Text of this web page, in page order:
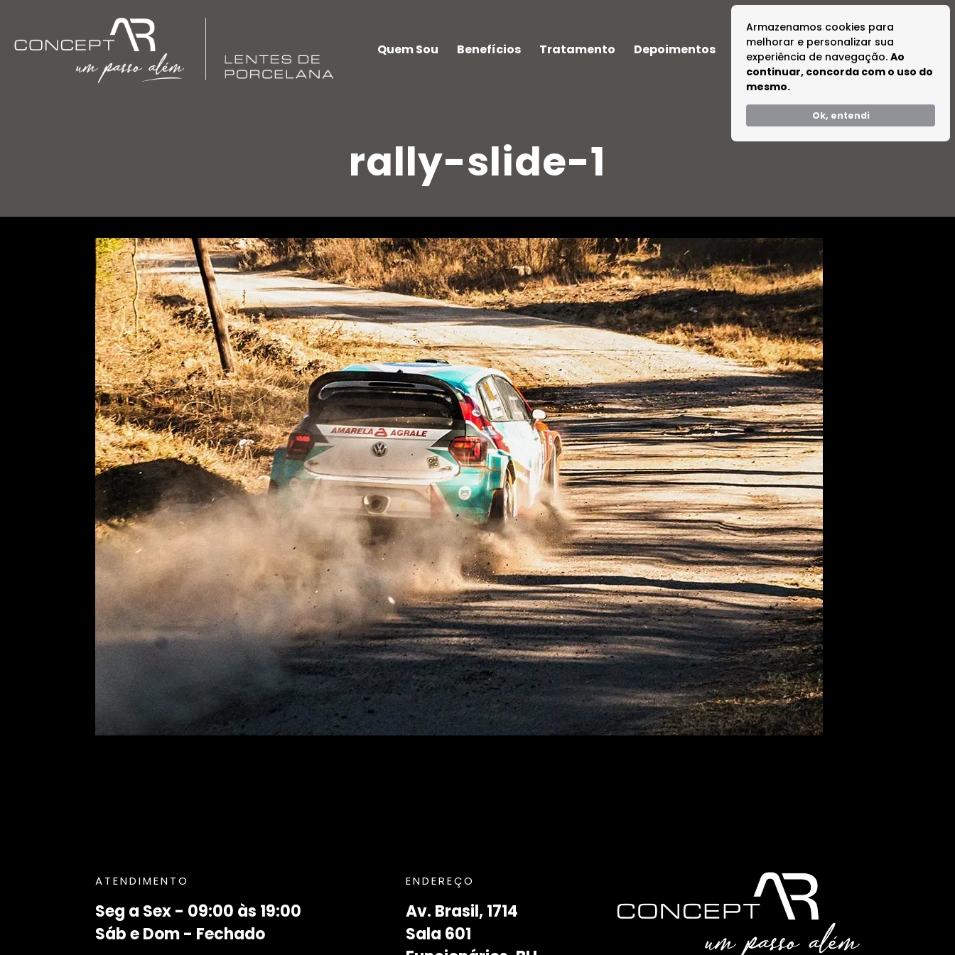
Armazenamos cookies para
melhorar e personalizar sua
experiência de navegação. Ao
continuar, concorda com o uso do
mesmo.
Ok, entendi
Quem Sou Benefícios Tratamento Depoimentos Dúvidas Tire suas Dúvidas
rally-slide-1
ATENDIMENTO
Seg a Sex - 09:00 às 19:00
Sáb e Dom - Fechado
ENDEREÇO
Av. Brasil, 1714
Sala 601